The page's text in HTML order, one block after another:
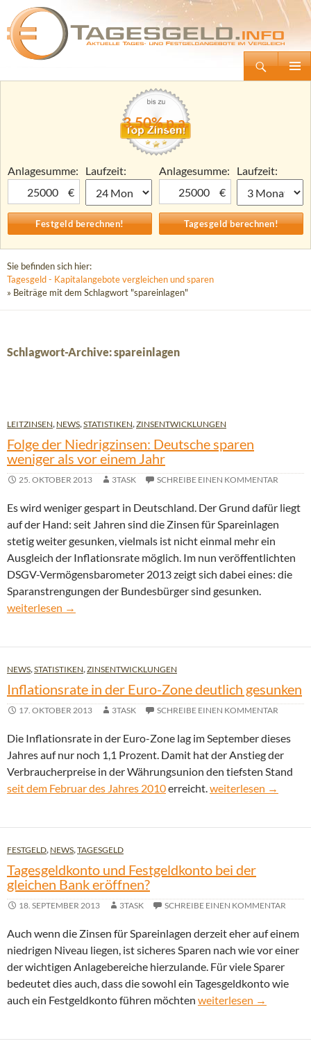
Tagesgeld.info – Tagesgeldkonten vergleichen und Tagesgeld-Zinsen berechnen
Zum
3,50% p.a.
Anlagesumme:
€
Laufzeit:
Anlagesumme:
€
Laufzeit:
Sie befinden sich hier:
Tagesgeld - Kapitalangebote vergleichen und sparen
» Beiträge mit dem Schlagwort "spareinlagen"
Schlagwort-Archive: spareinlagen
LEITZINSEN, NEWS,STATISTIKEN,ZINSENTWICKLUNGEN
Folge der Niedrigzinsen: Deutsche sparen
weniger als vor einem Jahr
25. OKTOBER 2013 3TASK SCHREIBE EINEN KOMMENTAR
Es wird weniger gespart in Deutschland. Der Grund dafür liegt
auf der Hand: seit Jahren sind die Zinsen für Spareinlagen
stetig weiter gesunken, vielmals ist nicht einmal mehr ein
Ausgleich der Inflationsrate möglich. Im nun veröffentlichten
DSGV-Vermögensbarometer 2013 zeigt sich dabei eines: die
Sparanstrengungen der Bundesbürger sind gesunken.
Folge der Niedrigzinsen: Deutsche sparen weniger als vor einem
weiterlesen →
NEWS,STATISTIKEN,ZINSENTWICKLUNGEN
Inflationsrate in der Euro-Zone deutlich gesunken
17. OKTOBER 2013 3TASK SCHREIBE EINEN KOMMENTAR
Die Inflationsrate in der Euro-Zone lag im September dieses
Jahres auf nur noch 1,1 Prozent. Damit hat der Anstieg der
Verbraucherpreise in der Währungsunion den tiefsten Stand
seit dem Februar des Jahres 2010erreicht.Inflationsrate in der
weiterlesen →
FESTGELD, NEWS,TAGESGELD
Tagesgeldkonto und Festgeldkonto bei der
gleichen Bank eröffnen?
18. SEPTEMBER 2013 3TASK SCHREIBE EINEN KOMMENTAR
Auch wenn die Zinsen für Spareinlagen derzeit eher auf einem
niedrigen Niveau liegen, ist sicheres Sparen nach wie vor einer
der wichtigen Anlagebereiche hierzulande. Für viele Sparer
bedeutet dies auch, dass die sowohl ein Tagesgeldkonto wie
auch ein Festgeldkonto führen möchten Tagesgeldkonto und
weiterlesen →